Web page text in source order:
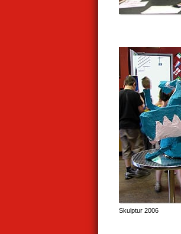
Skulptur 2006